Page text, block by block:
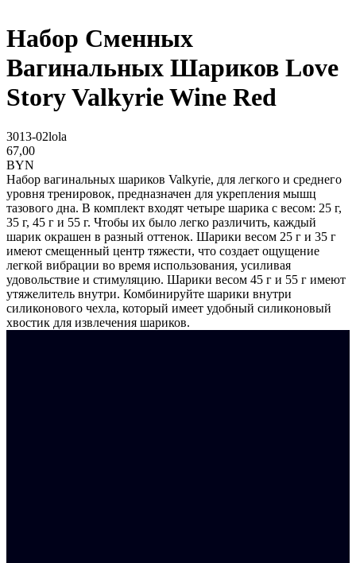
Набор Сменных
Вагинальных Шариков Love
Story Valkyrie Wine Red
3013-02lola
67,00
BYN
Набор вагинальных шариков Valkyrie, для легкого и среднего
уровня тренировок, предназначен для укрепления мышц
тазового дна. В комплект входят четыре шарика с весом: 25 г,
35 г, 45 г и 55 г. Чтобы их было легко различить, каждый
шарик окрашен в разный оттенок. Шарики весом 25 г и 35 г
имеют смещенный центр тяжести, что создает ощущение
легкой вибрации во время использования, усиливая
удовольствие и стимуляцию. Шарики весом 45 г и 55 г имеют
утяжелитель внутри. Комбинируйте шарики внутри
силиконового чехла, который имеет удобный силиконовый
хвостик для извлечения шариков.